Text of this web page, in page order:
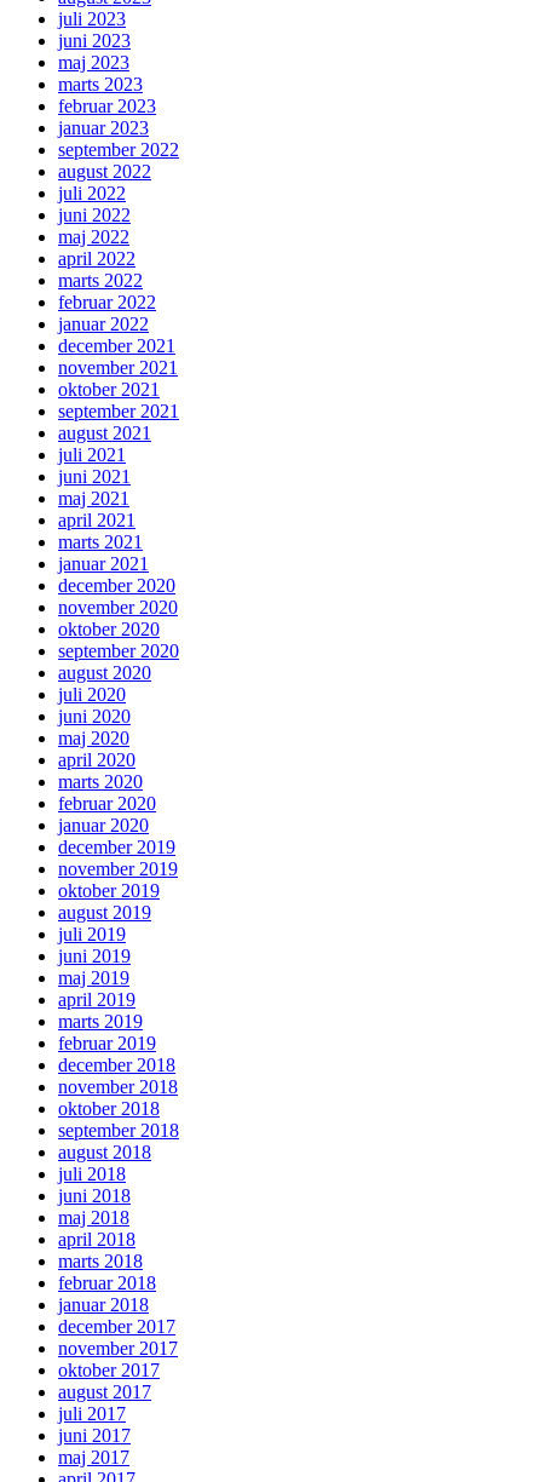
juli 2023
juni 2023
maj 2023
marts 2023
februar 2023
januar 2023
september 2022
august 2022
juli 2022
juni 2022
maj 2022
april 2022
marts 2022
februar 2022
januar 2022
december 2021
november 2021
oktober 2021
september 2021
august 2021
juli 2021
juni 2021
maj 2021
april 2021
marts 2021
januar 2021
december 2020
november 2020
oktober 2020
september 2020
august 2020
juli 2020
juni 2020
maj 2020
april 2020
marts 2020
februar 2020
januar 2020
december 2019
november 2019
oktober 2019
august 2019
juli 2019
juni 2019
maj 2019
april 2019
marts 2019
februar 2019
december 2018
november 2018
oktober 2018
september 2018
august 2018
juli 2018
juni 2018
maj 2018
april 2018
marts 2018
februar 2018
januar 2018
december 2017
november 2017
oktober 2017
august 2017
juli 2017
juni 2017
maj 2017